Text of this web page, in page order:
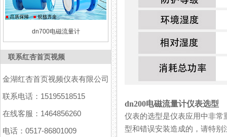
dn700电磁流量计
联系红杏首页视频
金湖红杏首页视频仪表有限公司
联系电话：15195518515
在线客服：1464856260
电话：0517-86801009
dn200电磁流量计仪表选型
仪表的选型是仪表应用中非常
型和错误安装造成的，请特别